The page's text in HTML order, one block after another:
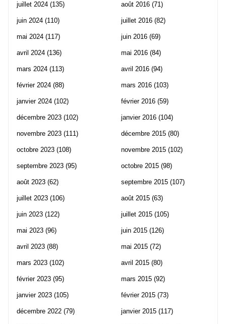
juillet 2024 (135)
juin 2024 (110)
mai 2024 (117)
avril 2024 (136)
mars 2024 (113)
février 2024 (88)
janvier 2024 (102)
décembre 2023 (102)
novembre 2023 (111)
octobre 2023 (108)
septembre 2023 (95)
août 2023 (62)
juillet 2023 (106)
juin 2023 (122)
mai 2023 (96)
avril 2023 (88)
mars 2023 (102)
février 2023 (95)
janvier 2023 (105)
décembre 2022 (79)
août 2016 (71)
juillet 2016 (82)
juin 2016 (69)
mai 2016 (84)
avril 2016 (94)
mars 2016 (103)
février 2016 (59)
janvier 2016 (104)
décembre 2015 (80)
novembre 2015 (102)
octobre 2015 (98)
septembre 2015 (107)
août 2015 (63)
juillet 2015 (105)
juin 2015 (126)
mai 2015 (72)
avril 2015 (80)
mars 2015 (92)
février 2015 (73)
janvier 2015 (117)